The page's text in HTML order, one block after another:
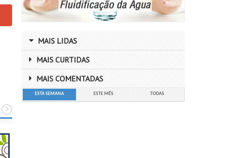
MAIS LIDAS
MAIS CURTIDAS
MAIS COMENTADAS
ESTA SEMANA ESTE MÊS TODAS